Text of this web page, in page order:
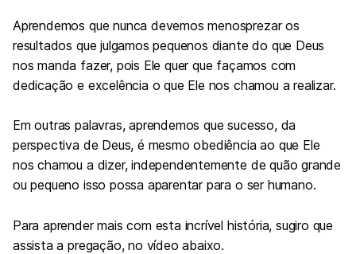
Aprendemos que nunca devemos menosprezar os
resultados que julgamos pequenos diante do que Deus
nos manda fazer, pois Ele quer que façamos com
dedicação e excelência o que Ele nos chamou a realizar.
Em outras palavras, aprendemos que sucesso, da
perspectiva de Deus, é mesmo obediência ao que Ele
nos chamou a dizer, independentemente de quão grande
ou pequeno isso possa aparentar para o ser humano.
Para aprender mais com esta incrível história, sugiro que
assista a pregação, no vídeo abaixo.